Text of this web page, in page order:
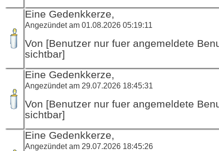
Eine Gedenkkerze,
Angezündet am 01.08.2026 05:19:11
Von [Benutzer nur fuer angemeldete
sichtbar]
Eine Gedenkkerze,
Angezündet am 29.07.2026 18:45:31
Von [Benutzer nur fuer angemeldete
sichtbar]
Eine Gedenkkerze,
Angezündet am 29.07.2026 18:45:26